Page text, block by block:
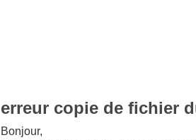
erreur copie de fichier
Bonjour,